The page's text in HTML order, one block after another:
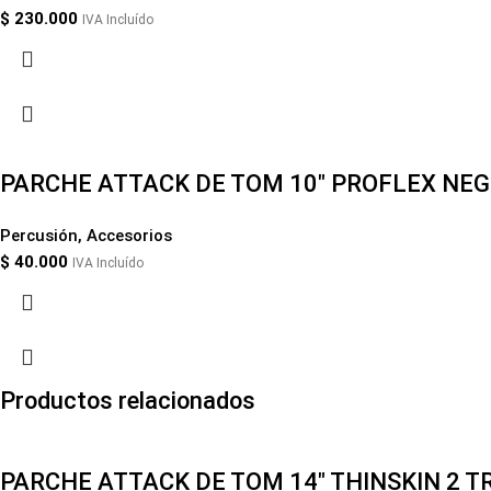
$ 230.000 IVA Incluído
PARCHE ATTACK DE TOM 10″ PROFLEX
Percusión, Accesorios
$ 40.000 IVA Incluído
Productos relacionados
PARCHE ATTACK DE TOM 14″ THINSKIN 2